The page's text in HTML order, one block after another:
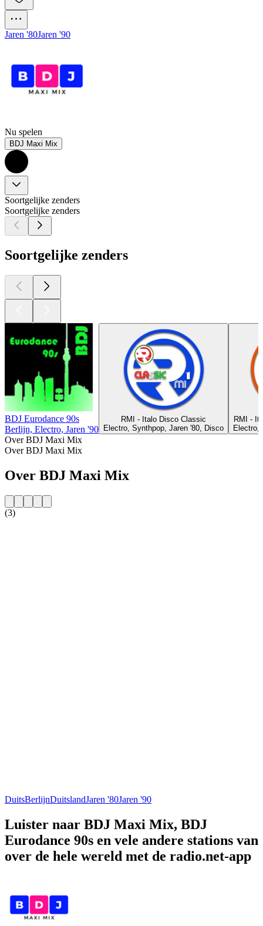
Jaren '80Jaren '90
Nu spelen
BDJ Maxi Mix
Soortgelijke zenders
Soortgelijke zenders
Soortgelijke zenders
BDJ Eurodance 90s
Berlijn, Electro, Jaren '90
RMI - Italo Disco Classic
Electro, Synthpop, Jaren '80, Disco
RMI -
Electro,
Over BDJ Maxi Mix
Over BDJ Maxi Mix
Over BDJ Maxi Mix
(3)
DuitsBerlijnDuitslandJaren '80Jaren '90
Luister naar BDJ Maxi Mix, BDJ
Eurodance 90s en vele andere stations van
over de hele wereld met de radio.net-app